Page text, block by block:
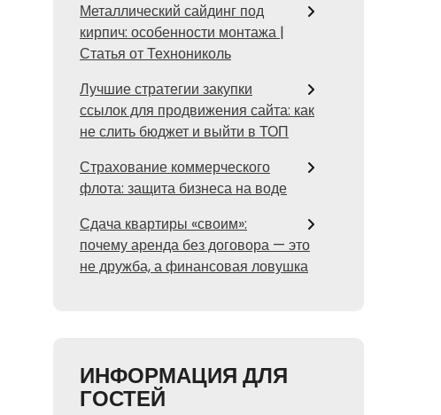
Металлический сайдинг под
кирпич: особенности монтажа |
Статья от Технониколь
Лучшие стратегии закупки
ссылок для продвижения сайта: как
не слить бюджет и выйти в ТОП
Страхование коммерческого
флота: защита бизнеса на воде
Сдача квартиры «своим»:
почему аренда без договора — это
не дружба, а финансовая ловушка
ИНФОРМАЦИЯ ДЛЯ
ГОСТЕЙ